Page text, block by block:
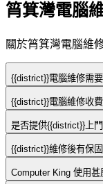
筲箕灣電腦
關於筲箕灣電腦維
{{district}}電腦維修需
{{district}}電腦維修收
是否提供{{district}}上
{{district}}維修後有保
Computer King 使用